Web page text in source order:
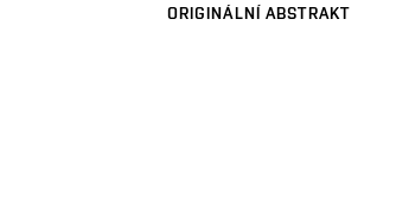
ORIGINÁLNÍ ABSTRAKT